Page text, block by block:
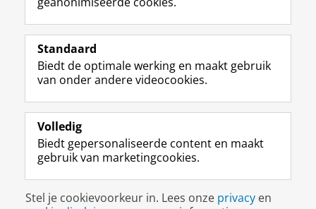
Volg de RUG
F
a
e
b
o
p
a
i
n
L
i
k
e
I
-
p
g
i
R
S
-
f
e
R
k
s
I
n
t
r
m
c
c
Y
o
T
e
k
a
a
Studiekiezers
Alumni
Over ons
Disclaimer & Copyright
Inloggen
Standaard
Biedt de optimale werking en maakt gebruik
van onder andere videocookies.
Volledig
Biedt gepersonaliseerde content en maakt
gebruik van marketingcookies.
Stel je cookievoorkeur in. Lees onze privacy en